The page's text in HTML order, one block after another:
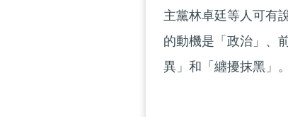
主黨林卓廷等人可有
的動機是「政治」、
異」和「纏擾抹黑」。